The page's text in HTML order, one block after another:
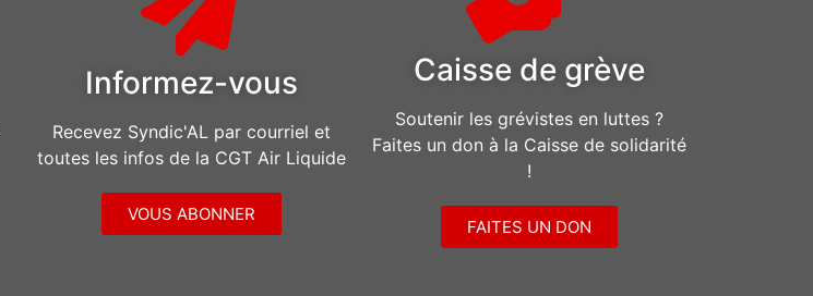
Informez-vous
Recevez Syndic'AL par courriel et
toutes les infos de la CGT Air Liquide
VOUS ABONNER
Caisse de grève
Soutenir les grévistes en luttes ?
Faites un don à la Caisse de solidarité
!
FAITES UN DON